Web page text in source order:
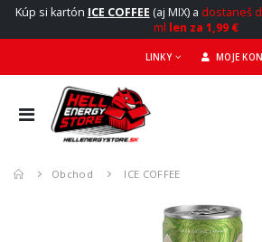
Kúp si kartón ICE COFFEE (aj MIX) a dostaneš
ml len za 1,99 €
LINKY MOJE
Obchod ICE COFFEE